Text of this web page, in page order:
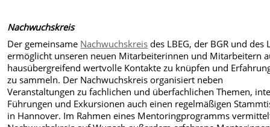
Nachwuchskreis
Der gemeinsame Nachwuchskreis des LBEG, der BGR und des
ermöglicht unseren neuen Mitarbeiterinnen und Mitarbeitern
hausübergreifend wertvolle Kontakte zu knüpfen und
zu sammeln. Der Nachwuchskreis organisiert neben
Veranstaltungen zu fachlichen und überfachlichen Themen,
Führungen und Exkursionen auch einen regelmäßigen
in Hannover. Im Rahmen eines Mentoringprogramms